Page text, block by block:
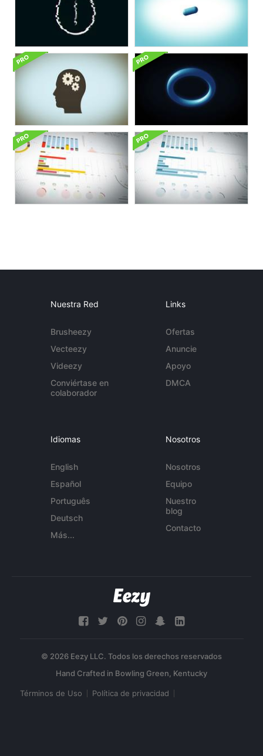
Nuestra Red
Brusheezy
Vecteezy
Videezy
Conviértase en
colaborador
Links
Ofertas
Anuncie
Apoyo
DMCA
Idiomas
English
Español
Português
Deutsch
Más...
Nosotros
Nosotros
Equipo
Nuestro
blog
Contacto
© 2026 Eezy LLC. Todos los derechos reservados
Términos de Uso Política de privacidad